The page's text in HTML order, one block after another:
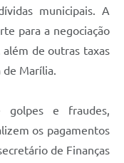
municipais. A
para a negociação
além de outras taxas
Marília.
golpes e fraudes,
os pagamentos
de Finanças